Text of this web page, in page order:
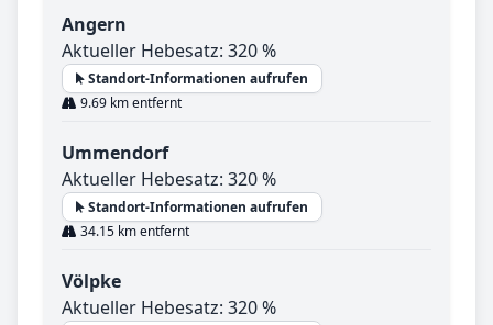
Angern
Aktueller Hebesatz: 320 %
Standort-Informationen aufrufen
9.69 km entfernt
Ummendorf
Aktueller Hebesatz: 320 %
Standort-Informationen aufrufen
34.15 km entfernt
Völpke
Aktueller Hebesatz: 320 %